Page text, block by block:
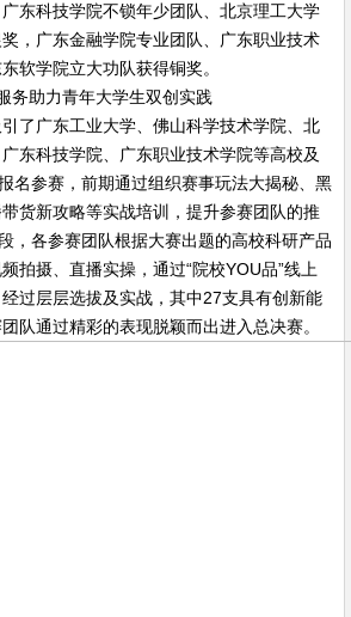
东科技学院不锁年少团队、北京理工大学
，广东金融学院专业团队、广东职业技术
软学院立大功队获得铜奖。
务助力青年大学生双创实践
了广东工业大学、佛山科学技术学院、北
东科技学院、广东职业技术学院等高校及
名参赛，前期通过组织赛事玩法大揭秘、黑
货新攻略等实战培训，提升参赛团队的推
，各参赛团队根据大赛出题的高校科研产品
拍摄、直播实操，通过“院校YOU品”线上
过层层选拔及实战，其中27支具有创新能
队通过精彩的表现脱颖而出进入总决赛。